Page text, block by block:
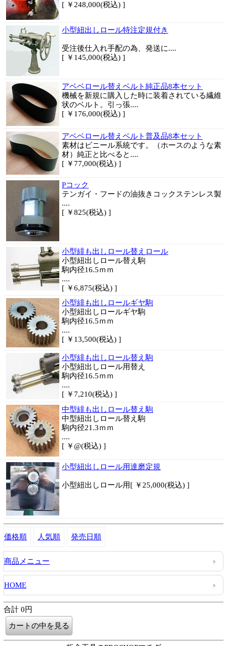
[ ￥248,000(税込) ]
小型紐出しロール特注定規付き
受注後仕入れ手配の為、発送に....
[ ￥145,000(税込) ]
アベベロール替えベルト純正品8本セット
機械を新規に購入した時に装着されている繊維
状のベルト。引っ張....
[ ￥176,000(税込) ]
アベベロール替えベルト普及品8本セット
素材はビニール系統です。（ホースのような素
材）純正と比べると....
[ ￥77,000(税込) ]
Pコック
テンガイ・フードの油抜きコックステンレス製
....
[ ￥825(税込) ]
小型緋も出しロール替えロール
小型紐出しロール替え駒
駒内径16.5ｍｍ
....
[ ￥6,875(税込) ]
小型緋も出しロールギヤ駒
小型紐出しロールギヤ駒
駒内径16.5ｍｍ
....
[ ￥13,500(税込) ]
小型緋も出しロール替え駒
小型紐出しロール用替え
駒内径16.5ｍｍ
....
[ ￥7,210(税込) ]
中型緋も出しロール替え駒
中型紐出しロール替え駒
駒内径21.3ｍｍ
....
[ ￥@(税込) ]
小型紐出しロール用達磨定規
小型紐出しロール用[ ￥25,000(税込) ]
価格順 人気順 発売日順
商品メニュー
HOME
合計 0円